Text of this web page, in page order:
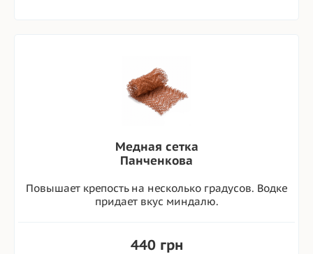
Медная сетка
Панченкова
Повышает крепость на несколько градусов. Водке
придает вкус миндалю.
440 грн